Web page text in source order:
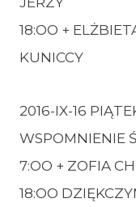
18:OO +
KUNICCY
2016-IX-16
WSPOMNIENIE
7:OO + ZOFIA
18:OO